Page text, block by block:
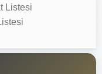
Listesi